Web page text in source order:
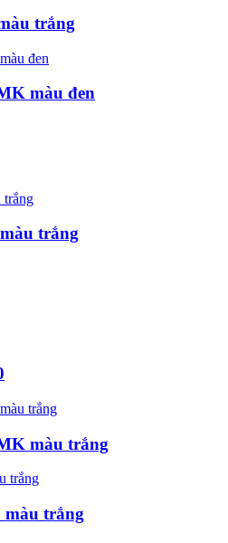
trắng
màu đen
trắng
màu trắng
màu trắng